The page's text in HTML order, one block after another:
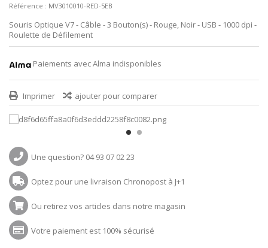
Référence : MV3010010-RED-5EB
Souris Optique V7 - Câble - 3 Bouton(s) - Rouge, Noir - USB - 1000 dpi -
Roulette de Défilement
Paiements avec Alma indisponibles
Imprimer ajouter pour comparer
Une question? 04 93 07 02 23
Optez pour une livraison Chronopost à J+1
Ou retirez vos articles dans notre magasin
Votre paiement est 100% sécurisé